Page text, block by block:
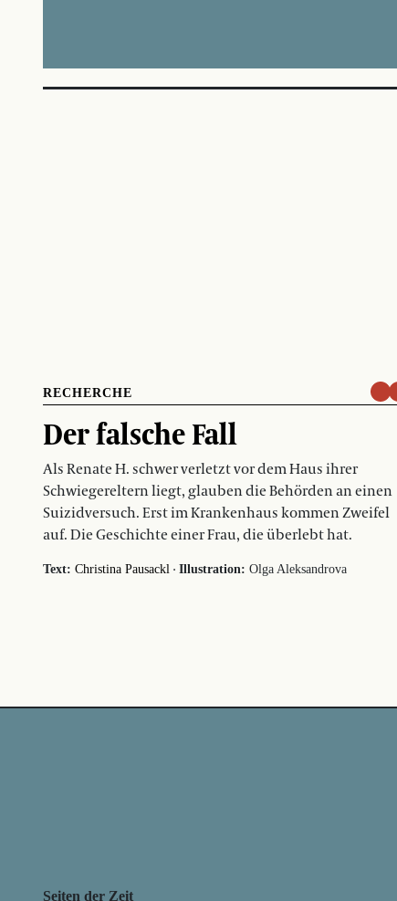
RECHERCHE
Der falsche Fall
Als Renate H. schwer verletzt vor dem Haus ihrer
Schwiegereltern liegt, glauben die Behörden an einen
Suizidversuch. Erst im Krankenhaus kommen Zweifel
auf. Die Geschichte einer Frau, die überlebt hat.
Text: Christina Pausackl · Illustration: Olga Aleksandrova
Seiten der Zeit